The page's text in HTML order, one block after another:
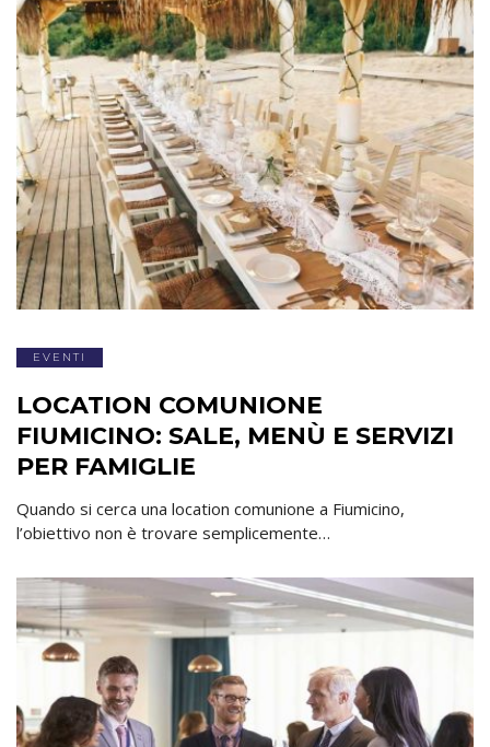
EVENTI
LOCATION COMUNIONE
FIUMICINO: SALE, MENÙ E SERVIZI
PER FAMIGLIE
Quando si cerca una location comunione a Fiumicino,
l’obiettivo non è trovare semplicemente…